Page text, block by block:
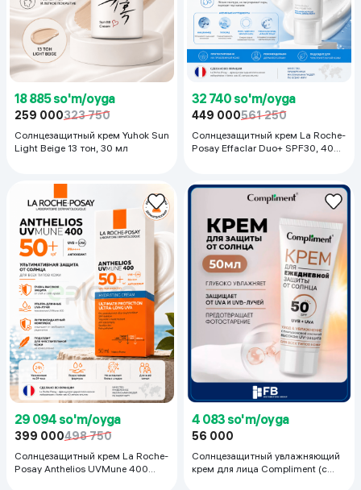
18 885 so'm/oyga
259 000323 750
Солнцезащитный крем Yuhok Sun
Light Beige 13 тон, 30 мл
32 740 so'm/oyga
449 000561 250
Солнцезащитный крем La Roche-
Posay Effaclar Duo+ SPF30, 40
29 094 so'm/oyga
399 000498 750
Солнцезащитный крем La Roche-
Posay Anthelios UVMune 400
4 083 so'm/oyga
56 000
Солнцезащитный увлажняющий
крем для лица Compliment (с